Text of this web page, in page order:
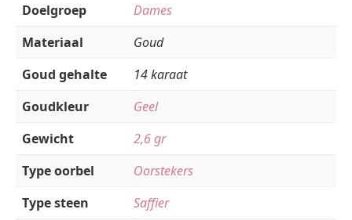
Doelgroep
Dames
Materiaal
Goud
Goud gehalte
14 karaat
Goudkleur
Geel
Gewicht
2,6 gr
Type oorbel
Oorstekers
Type steen
Saffier